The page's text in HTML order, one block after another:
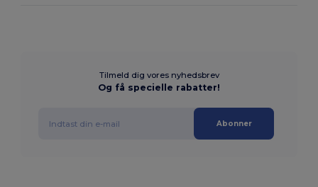
Tilmeld dig vores nyhedsbrev
Og få specielle rabatter!
Abonner